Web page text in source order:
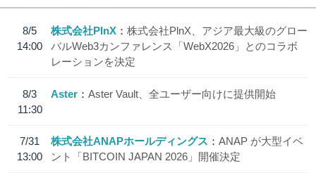
8/5
14:00
株式会社PlnX
株式会社PlnX、アジア最大級のグロー
バルWeb3カンファレンス「WebX2026」とのコラボ
レーションを決定
8/3
11:30
Aster Aster Vault、全ユーザー向けに提供開始
7/31
13:00
株式会社ANAPホールディングス
ANAP が大型イベ
ント「BITCOIN JAPAN 2026」開催決定